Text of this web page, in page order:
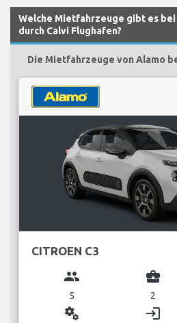
Welche Mietfahrzeuge gibt es
durch Calvi Flughafen?
Die Mietfahrzeuge von Alamo
CITROEN C3
group
5
business_center
2
miscellaneous_services login